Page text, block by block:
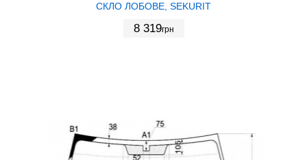
СКЛО ЛОБОВЕ, SEKURIT
8 319грн